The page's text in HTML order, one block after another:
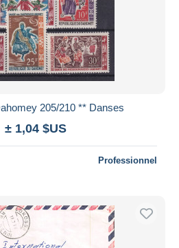
205/210 ** Danses
± 1,04 $US
Professionnel